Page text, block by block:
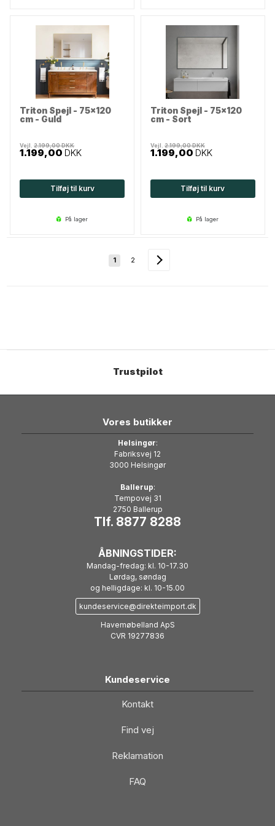
Triton Spejl - 75x120
cm - Guld
1.199,00 DKK
Vejl.2.199,00DKK
Tilføj til kurv
på lager
Triton Spejl - 75x120
cm - Sort
1.199,00 DKK
Vejl. 2.199,00DKK
Tilføj til kurv
på lager
1 2
Trustpilot
Vores butikker
Helsingør:
Fabriksvej 12
3000 Helsingør
Ballerup:
Tempovej 31
2750 Ballerup
Tlf. 8877 8288
ÅBNINGSTIDER:
Mandag-fredag: kl. 10-17.30
Lørdag, søndag
og helligdage: kl. 10-15.00
kundeservice@direkteimport.dk
Havemøbelland ApS
CVR 19277836
Kundeservice
Kontakt
Find vej
Reklamation
FAQ